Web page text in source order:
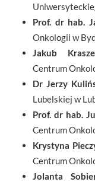
Prof. dr hab.
Onkologii w
Jakub
Centrum
Dr Jerzy
Lubelskiej w
Prof. dr hab.
Centrum
Krystyna
Centrum
Jolanta